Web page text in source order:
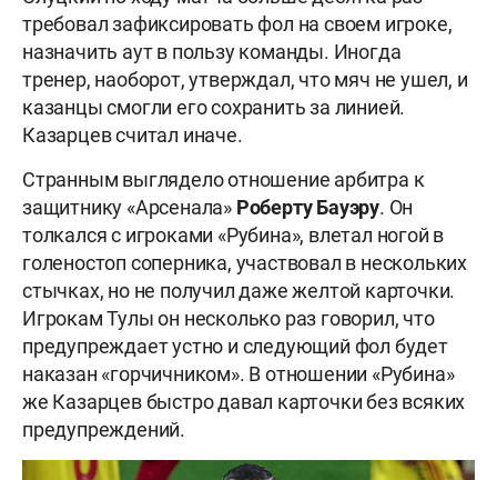
требовал зафиксировать фол на своем игроке,
назначить аут в пользу команды. Иногда
тренер, наоборот, утверждал, что мяч не ушел, и
казанцы смогли его сохранить за линией.
Казарцев считал иначе.
Странным выглядело отношение арбитра к
защитнику «Арсенала» Роберту Бауэру. Он
толкался с игроками «Рубина», влетал ногой в
голеностоп соперника, участвовал в нескольких
стычках, но не получил даже желтой карточки.
Игрокам Тулы он несколько раз говорил, что
предупреждает устно и следующий фол будет
наказан «горчичником». В отношении «Рубина»
же Казарцев быстро давал карточки без всяких
предупреждений.